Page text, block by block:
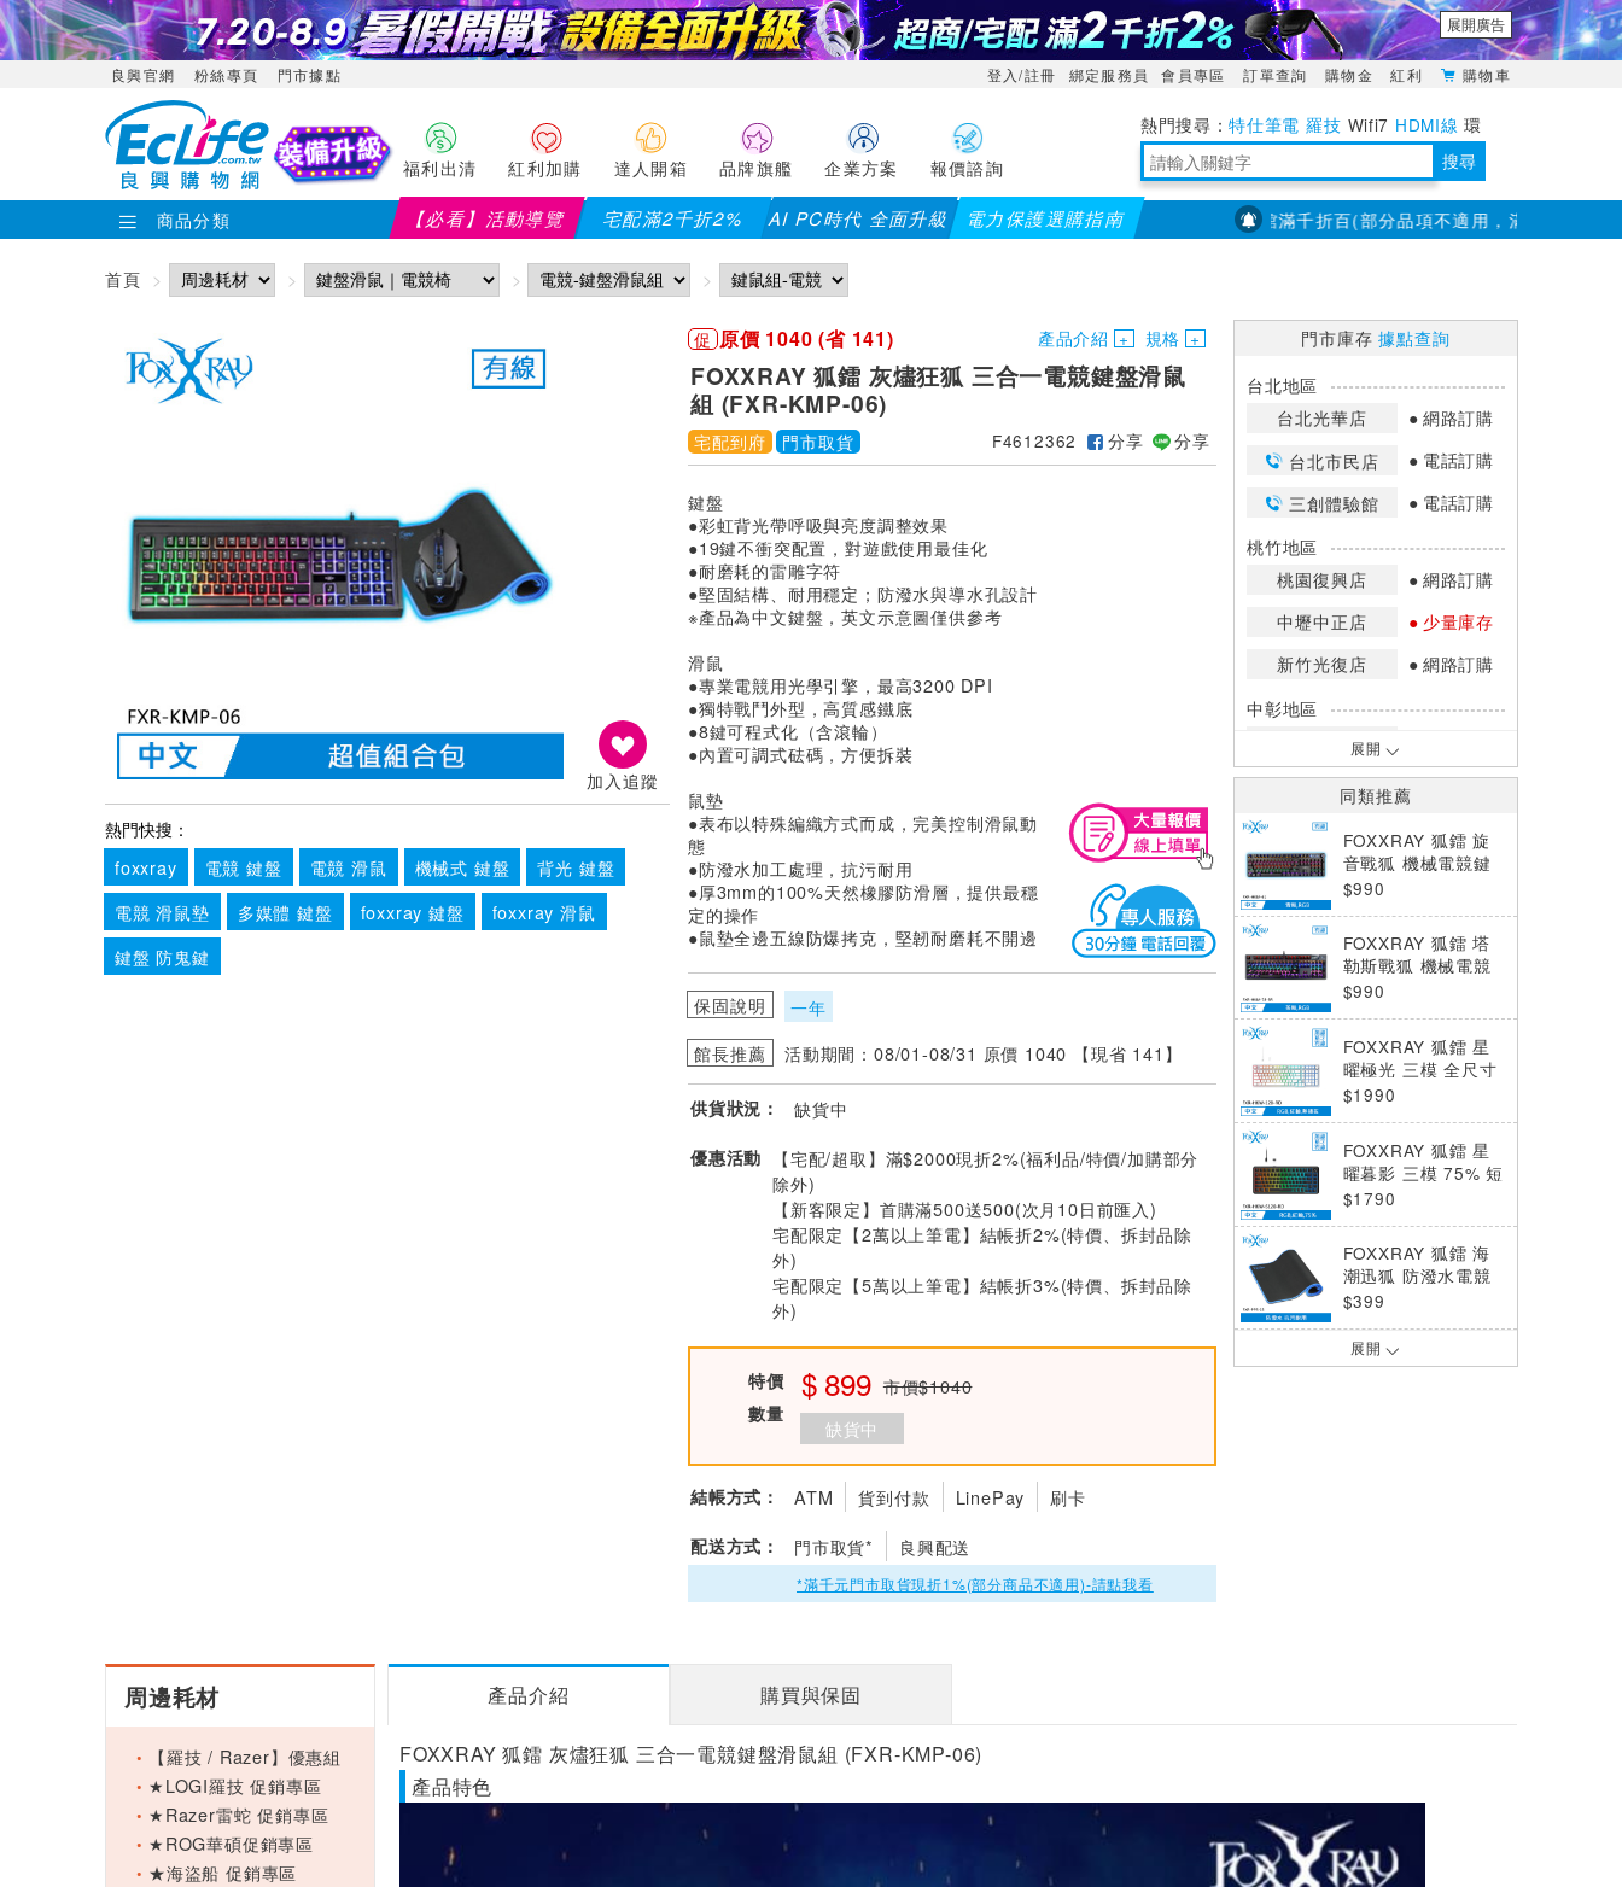
展開廣告
良興官網 粉絲專頁 門市據點 登入/註冊 綁定服務員 會員專區 訂單查詢 購物金 紅利 購物車
福利出清 紅利加購 達人開箱 品牌旗艦 企業方案 報價諮詢
特仕筆電 羅技 Wifi7 HDMI線 環
境量測 明緯POWER 搜尋
商品分類 【必看】活動導覽 宅配滿2千折2% AI PC時代 全面升級 電力保護選購指南【PX大通】全館滿千折百(部分品項不適用，滿2千折200...)
首頁
加入追蹤
熱門快搜：
foxxray
電競 鍵盤 電競 滑鼠 機械式 鍵盤
背光 鍵盤
電競 滑鼠墊
多媒體 鍵盤 foxxray 鍵盤
foxxray 滑鼠
鍵盤 防鬼鍵
促 原價 1040 (省 141) 產品介紹 規格
FOXXRAY 狐鐳 灰燼狂狐 三合一電競鍵盤滑鼠
組 (FXR-KMP-06)
宅配到府 門市取貨 F4612362 分享 分享
鍵盤
●彩虹背光帶呼吸與亮度調整效果
●19鍵不衝突配置，對遊戲使用最佳化
●耐磨耗的雷雕字符
●堅固結構、耐用穩定；防潑水與導水孔設計
※產品為中文鍵盤，英文示意圖僅供參考
滑鼠
●專業電競用光學引擎，最高3200 DPI
●獨特戰鬥外型，高質感鐵底
●8鍵可程式化（含滾輪）
●內置可調式砝碼，方便拆裝
鼠墊
●表布以特殊編織方式而成，完美控制滑鼠動
態
●防潑水加工處理，抗污耐用
●厚3mm的100%天然橡膠防滑層，提供最穩
定的操作
●鼠墊全邊五線防爆拷克，堅韌耐磨耗不開邊
保固說明
一年
館長推薦
活動期間：08/01-08/31 原價 1040 【現省 141】
供貨狀況： 缺貨中
優惠活動
【宅配/超取】滿$2000現折2%(福利品/特價/加購部分
除外)
【新客限定】首購滿500送500(次月10日前匯入)
宅配限定【2萬以上筆電】結帳折2%(特價、拆封品除
外)
宅配限定【5萬以上筆電】結帳折3%(特價、拆封品除
外)
特價 899 市價$1040
數量
缺貨中
結帳方式： ATM 貨到付款 LinePay 刷卡
配送方式： 門市取貨* 良興配送
*滿千元門市取貨現折1%(部分商品不適用)-請點我看
門市庫存據點查詢
台北地區
台北光華店
網路訂購
台北市民店
電話訂購
三創體驗館
電話訂購
桃竹地區
桃園復興店
網路訂購
中壢中正店
少量庫存
新竹光復店
網路訂購
中彰地區
台中英才店
嘉南地區
高雄中華店
高雄鳳山店
少量庫存
*庫存數量：網路訂購(0)、少量庫存
(1~2)、現貨充足(3以上)。
*門市庫存以店內實際數量為準，可使
用專人服務或撥打門市電話洽詢。
展開
同類推薦
FOXXRAY 狐鐳 旋
音戰狐 機械電競鍵
盤 青軸 (FXR-HKM-
$990
FOXXRAY 狐鐳 塔
勒斯戰狐 機械電競
鍵盤 茶軸 (FXR-HK
$990
FOXXRAY 狐鐳 星
曜極光 三模 全尺寸
機械鍵盤 紅軸 (FXR
$1990
FOXXRAY 狐鐳 星
曜暮影 三模 75% 短
版機械鍵盤 紅軸 (F
$1790
FOXXRAY 狐鐳 海
潮迅狐 防潑水電競
滑鼠墊 (FXR-PPS-1
$399
FOXXRAY 狐鐳 星
電競鼠墊 (FXR-PP
$299
展開
周邊耗材
【羅技 / Razer】優惠組
★LOGI羅技 促銷專區
★Razer雷蛇 促銷專區
★ROG華碩促銷專區
★海盜船 促銷專區
產品介紹 購買與保固
FOXXRAY 狐鐳 灰燼狂狐 三合一電競鍵盤滑鼠組 (FXR-KMP-06)
產品特色